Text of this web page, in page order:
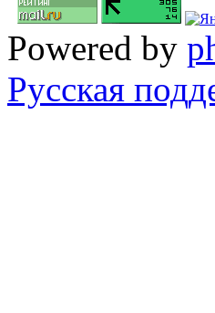
Powered by
Русская